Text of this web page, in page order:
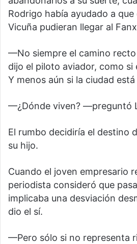
Rodrigo había ayudado a
Vicuña pudieran llegar al
—No siempre el camino
dijo el piloto aviador, como
Y menos aún si la ciudad
—¿Dónde viven? —preguntó
El rumbo decidiría el destino
su hijo.
Cuando el joven empresario
periodista consideró que
implicaba una desviación
dio el sí.
—Pero sólo si no representa